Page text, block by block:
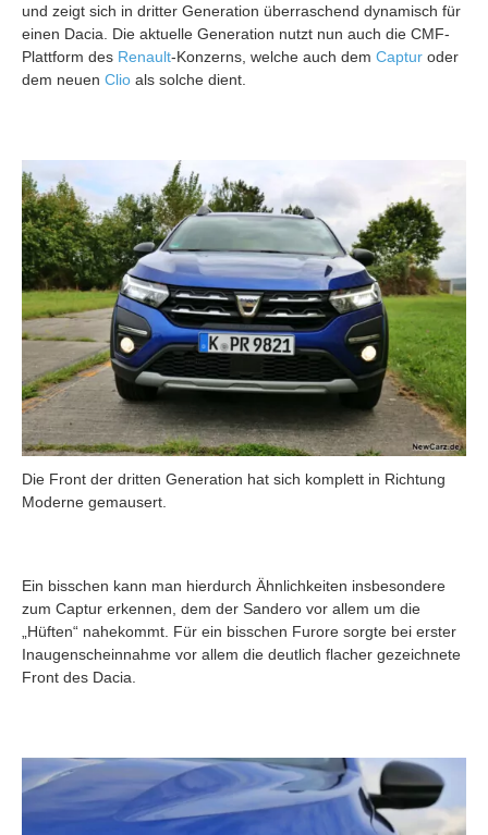
und zeigt sich in dritter Generation überraschend dynamisch für
einen Dacia. Die aktuelle Generation nutzt nun auch die CMF-
Plattform des Renault-Konzerns, welche auch dem Captur oder
dem neuen Clio als solche dient.
Die Front der dritten Generation hat sich komplett in Richtung
Moderne gemausert.
Ein bisschen kann man hierdurch Ähnlichkeiten insbesondere
zum Captur erkennen, dem der Sandero vor allem um die
„Hüften“ nahekommt. Für ein bisschen Furore sorgte bei erster
Inaugenscheinnahme vor allem die deutlich flacher gezeichnete
Front des Dacia.